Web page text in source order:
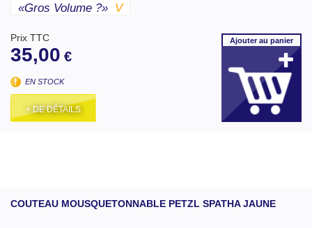
«gros Volume ?» V
Prix TTC
35,00 €
EN STOCK
+ DE DÉTAILS
Ajouterau panier
COUTEAU MOUSQUETONNABLE PETZL SPATHA JAUNE